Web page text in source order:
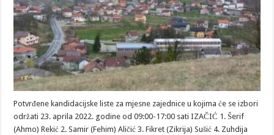
Potvrđene kandidacijske liste za mjesne zajednice u kojima će se izbori
održati 23. aprila 2022. godine od 09:00-17:00 sati IZAČIĆ 1. Šerif
(Ahmo) Rekić 2. Samir (Fehim) Aličić 3. Fikret (Zikrija) Sušić 4. Zuhdija